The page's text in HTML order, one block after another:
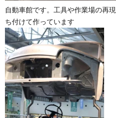
自動車館です。工具や作業場の再
ち付けて作っています